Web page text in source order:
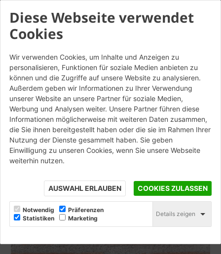
Diese Webseite verwendet
Cookies
Wir verwenden Cookies, um Inhalte und Anzeigen zu
personalisieren, Funktionen für soziale Medien anbieten zu
können und die Zugriffe auf unsere Website zu analysieren.
Außerdem geben wir Informationen zu Ihrer Verwendung
unserer Website an unsere Partner für soziale Medien,
Werbung und Analysen weiter. Unsere Partner führen diese
Informationen möglicherweise mit weiteren Daten zusammen,
die Sie ihnen bereitgestellt haben oder die sie im Rahmen Ihrer
Nutzung der Dienste gesammelt haben. Sie geben
Einwilligung zu unseren Cookies, wenn Sie unsere Webseite
weiterhin nutzen.
AUSWAHL ERLAUBEN COOKIES ZULASSEN
Notwendig
Präferenzen
Statistiken
Marketing
Details zeigen
Classico Rosso - Tavella
Altre Colorazioni
STAMPA